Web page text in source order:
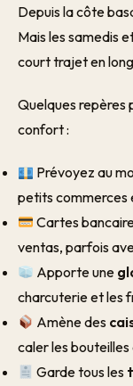
Depuis la côte
Mais les samedis
court trajet en
Quelques repères
confort :
Prévoyez au
petits commerces
Cartes
ventas, parfois
Apporte une
charcuterie et les
Amène des
caler les
Garde tous les